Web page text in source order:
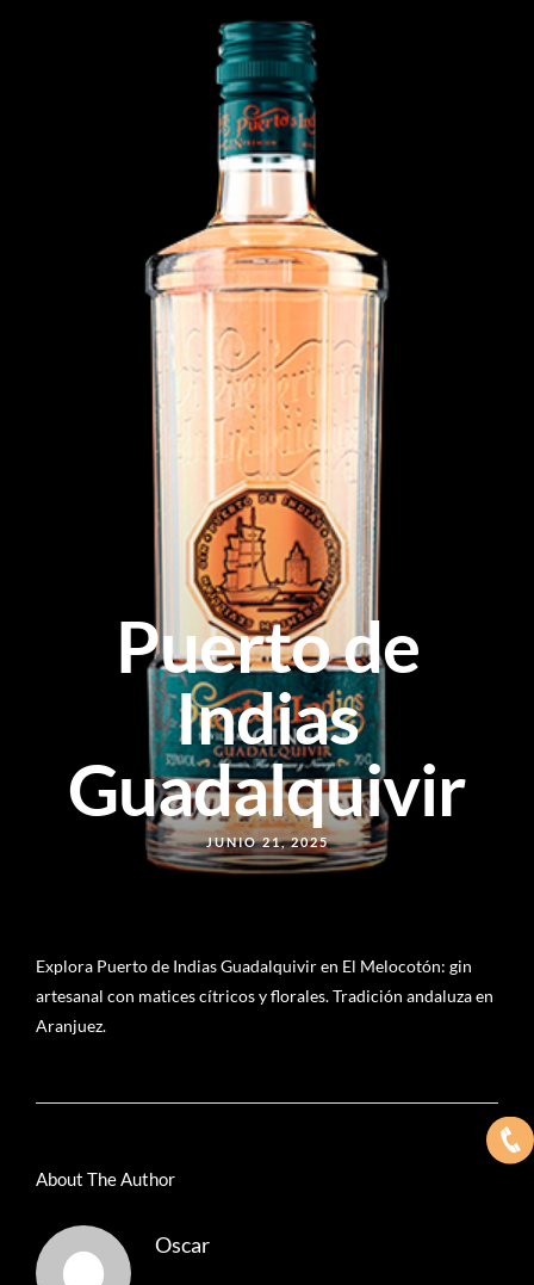
Puerto de
Indias
Guadalquivir
JUNIO 21, 2025
Explora Puerto de Indias Guadalquivir en El Melocotón: gin
artesanal con matices cítricos y florales. Tradición andaluza en
Aranjuez.
About The Author
Oscar